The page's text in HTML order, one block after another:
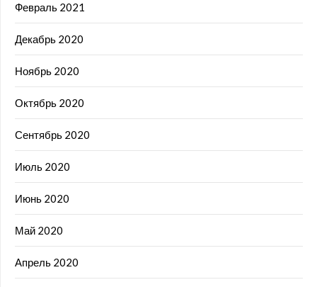
Февраль 2021
Декабрь 2020
Ноябрь 2020
Октябрь 2020
Сентябрь 2020
Июль 2020
Июнь 2020
Май 2020
Апрель 2020